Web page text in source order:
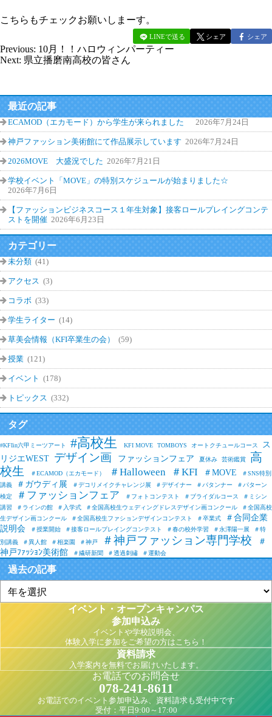
こちらもチェックお願いしまーす。
LINEで送る シェア シェア
Previous: 10月！！ハロウィンパーティー
Next: 県立播磨南高校の皆さん
最近の記事
ECAMOD（エカモード）から学生が来られました 2026年7月24日
神戸ファッション美術館にて作品展示しています 2026年7月24日
2026MOVE 大盛況でした 2026年7月21日
学校イベント「MOVE」の特別スケジュールが始まりました☆
2026年7月6日
【ファッションビジネスコース１年生対象】接客ロールプレイングコンテ
ストを開催 2026年6月23日
カテゴリー
未分類 (41)
アクセス (3)
コラボ (33)
学生ライター (14)
草美会情報（KFI卒業生の会） (59)
授業 (121)
イベント (178)
トピックス (332)
タグ
#KFIin六甲ミーツアート #高校生 KFI MOVE TOMBOYS オートクチュールコース
ス
リジエWEST デザイン画 ファッションフェア 夏休み 芸術鑑賞
高
校生
＃ECAMOD（エカモード） ＃Halloween ＃KFI ＃MOVE
＃SNS特別
講義
＃ガウディ展 ＃デコリメイクチャレンジ展 ＃デザイナー ＃パタンナー
＃パターン
検定
＃ファッションフェア ＃フォトコンテスト ＃ブライダルコース
＃ミシン
講習
＃ラインの館 ＃入学式 ＃全国高校生ウェディングドレスデザイン画コンクール
＃全国高校
生デザイン画コンクール
＃全国高校生ファションデザインコンテスト ＃卒業式
＃合同企業
説明会
＃授業開始 ＃接客ロールプレイングコンテスト ＃春の校外学習 ＃永澤陽一展
＃特
別講義
＃異人館 ＃相楽園 ＃神戸 ＃神戸ファッション専門学校
＃
神戸ﾌｧｯｼｮﾝ美術館
＃繊研新聞 ＃透過刺繡 ＃運動会
過去の記事
イベント・オープンキャンパス
参加申込み
イベントや学校説明会、
体験入学に参加をご希望の方はこちら！
資料請求
入学案内を無料でお届けいたします。
お電話でのお問合せ
078-241-8611
お電話でのイベント参加申込み、資料請求も受付中です
受付：平日9:00～17:00